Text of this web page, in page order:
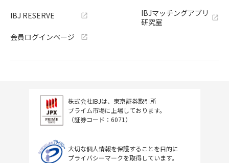
IBJ RESERVE
会員ログインページ
IBJマッチングアプリ
研究室
株式会社IBJは、東京証券取引所
プライム市場に上場しております。
（証券コード：6071）
大切な個人情報を保護することを目的に
プライバシーマークを取得しています。